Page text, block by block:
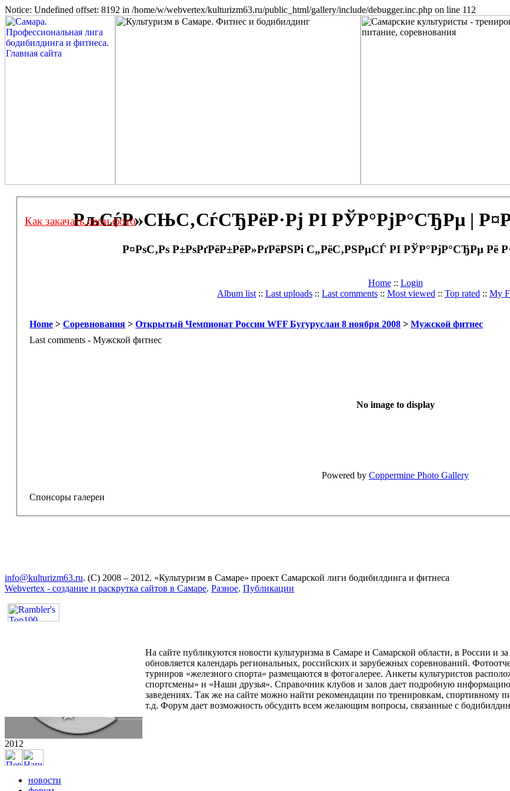
Notice: Undefined offset: 8192 in /home/w/webvertex/kulturizm63.ru/public_html/gallery/include/debugger.inc.php on line 112
РљСѓР»СЊС‚СѓСЂРёР·Рј РІ РЎР°РјР°СЂРµ |
Р¤РѕС‚Рѕ Р±РѕРґРёР±РёР»РґРёРЅРі С„РёС‚РЅРµСЃ РІ РЎР°РјР°СЂРµ Рё
Home:: Login
Album list :: Last uploads :: Last comments :: Most viewed :: Top rated :: My
Home > Соревнования > Открытый Чемпионат России WFF Бугуруслан 8 ноября 2008 > Мужской фитнес
Last comments - Мужской фитнес
No image to display
Powered by Coppermine Photo Gallery
Спонсоры галереи
info@kulturizm63.ru. (C) 2008 – 2012. «Культуризм в Самаре» проект Самарской лиги бодибилдинга и фитнеса
Webvertex - создание и раскрутка сайтов в Самаре. Разное. Публикации
На сайте публикуются новости культуризма в Самаре и Самарской области, в России и
обновляется календарь региональных, российских и зарубежных соревнований.
турниров «железного спорта» размещаются в фотогалерее. Анкеты культуристов
спортсмены» и «Наши друзья». Справочник клубов и залов дает подробную
заведениях. Так же на сайте можно найти рекомендации по тренировкам, спортивному
т.д. Форум дает возможность обсудить всем желающим вопросы, связанные с
2012
новости
Как закачать свои фото